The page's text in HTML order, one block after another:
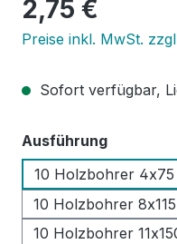
2,75 €
Preise inkl. MwSt.
Sofort verfügbar,
Ausführung
10 Holzbohrer 4x75
10 Holzbohrer
10 Holzbohrer